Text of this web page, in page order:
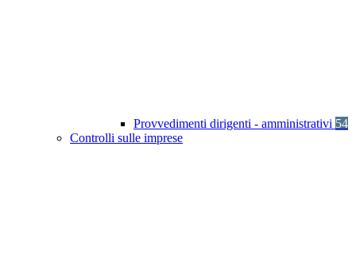
Provvedimenti dirigenti - amministrativi 54
Controlli sulle imprese